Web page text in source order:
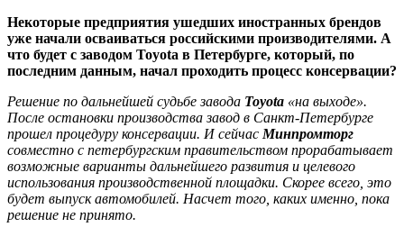
Некоторые предприятия ушедших иностранных брендов
уже начали осваиваться российскими производителями. А
что будет с заводом Toyota в Петербурге, который, по
последним данным, начал проходить процесс консервации?
Решение по дальнейшей судьбе завода Toyota «на выходе».
После остановки производства завод в Санкт-Петербурге
прошел процедуру консервации. И сейчас Минпромторг
совместно с петербургским правительством прорабатывает
возможные варианты дальнейшего развития и целевого
использования производственной площадки. Скорее всего, это
будет выпуск автомобилей. Насчет того, каких именно, пока
решение не принято.